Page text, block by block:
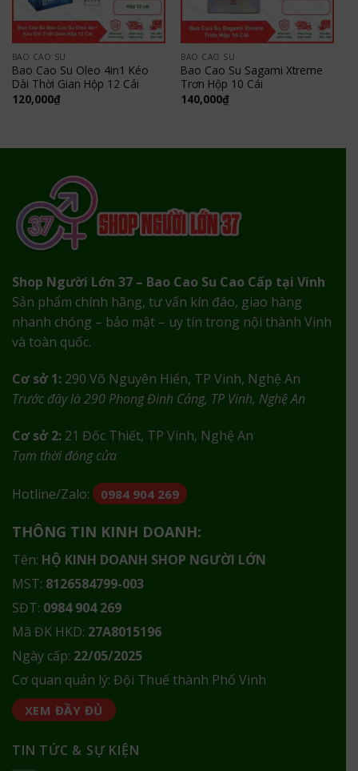
BAO CAO SU
Bao Cao Su Oleo 4in1 Kéo
Dài Thời Gian Hộp 12 Cái
120,000₫
BAO CAO SU
Bao Cao Su Sagami Xtreme
Trơn Hộp 10 Cái
140,000₫
Shop Người Lớn 37 – Bao Cao Su Cao Cấp tại Vinh
Sản phẩm chính hãng, tư vấn kín đáo, giao hàng
nhanh chóng – bảo mật – uy tín trong nội thành Vinh
và toàn quốc.
Cơ sở 1: 290 Võ Nguyên Hiến, TP Vinh, Nghệ An
Trước đây là 290 Phong Đình Cảng, TP Vinh, Nghệ An
Cơ sở 2: 21 Đốc Thiết, TP Vinh, Nghệ An
Tạm thời đóng cửa
Hotline/Zalo: 0984 904 269
THÔNG TIN KINH DOANH:
Tên: HỘ KINH DOANH SHOP NGƯỜI LỚN
MST: 8126584799-003
SĐT: 0984 904 269
Mã ĐK HKD: 27A8015196
Ngày cấp: 22/05/2025
Cơ quan quản lý: Đội Thuế thành Phố Vinh
XEM ĐẦY ĐỦ
TIN TỨC & SỰ KIỆN